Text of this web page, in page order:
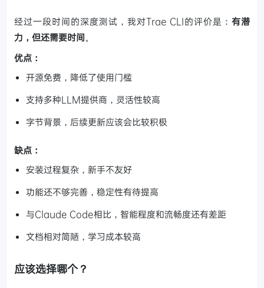
经过一段时间的深度测试，我对Trae CLI的评价是： 有潜
力，但还需要时间 。
优点：
开源免费，降低了使用门槛
支持多种LLM提供商，灵活性较高
字节背景，后续更新应该会比较积极
缺点：
安装过程复杂，新手不友好
功能还不够完善，稳定性有待提高
与Claude Code相比，智能程度和流畅度还有差距
文档相对简陋，学习成本较高
应该选择哪个？